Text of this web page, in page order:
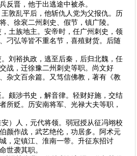
反晋，他于出逃途中被杀。
敦乱平后，他斩仇人党为父报仇。历
、徐衮二州刺史、假节，镇广陵。
土族地主。安帝时，任广州刺史，领
刁弘等皆不重名节，喜殖财货。后随
刘裕执政，逃至后秦，后归北魏，任
战，迁徐豫二州刺史等职。尚文好
杂文百余篇。又笃信佛教，著有《教
颇涉书史，解音律。轻财好施，交结
所贬。历安南将军、光禄大夫等职，
）人，元代将领。弱冠授从征冯翊校
颜作战，武艺绝伦，功居多。阿术元
，定镇江、淮南一带。升征东招讨
世袭其职。